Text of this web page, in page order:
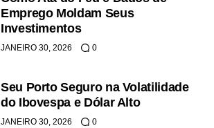
Emprego Moldam Seus
Investimentos
JANEIRO 30, 2026 0
Seu Porto Seguro na Volatilidade
do Ibovespa e Dólar Alto
JANEIRO 30, 2026 0